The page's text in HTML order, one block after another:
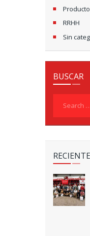
RRHH
Sin
BUSCAR